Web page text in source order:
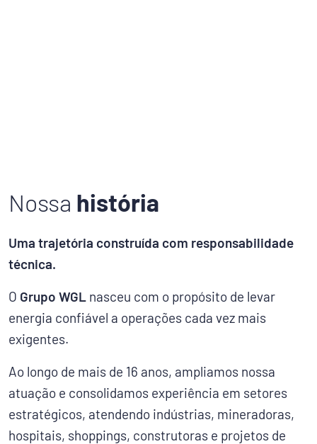
Nossa história
Uma trajetória construída com responsabilidade
técnica.
O Grupo WGL nasceu com o propósito de levar
energia confiável a operações cada vez mais
exigentes.
Ao longo de mais de 16 anos, ampliamos nossa
atuação e consolidamos experiência em setores
estratégicos, atendendo indústrias, mineradoras,
hospitais, shoppings, construtoras e projetos de